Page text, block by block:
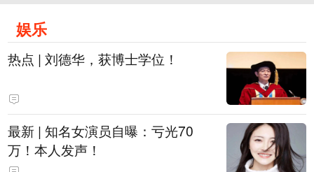
娱乐
热点 | 刘德华，获博士学位！
最新 | 知名女演员自曝：亏光70
万！本人发声！